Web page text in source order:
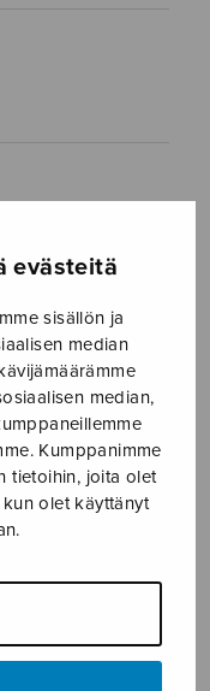
evästeitä
sisällön ja
median
median,
Kumppanimme
tietoihin, joita olet
olet käyttänyt